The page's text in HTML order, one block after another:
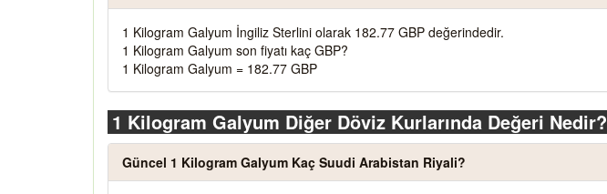
1 Kilogram Galyum İngiliz Sterlini olarak 182.77 GBP değerindedir.
1 Kilogram Galyum son fiyatı kaç GBP?
1 Kilogram Galyum = 182.77 GBP
1 Kilogram Galyum Diğer Döviz Kurlarında Değeri Nedir?
Güncel 1 Kilogram Galyum Kaç Suudi Arabistan Riyali?